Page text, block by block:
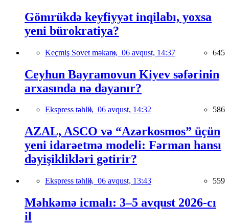
Gömrükdə keyfiyyət inqilabı, yoxsa
yeni bürokratiya?
Keçmiş Sovet məkanı, 06 avqust, 14:37 645
Ceyhun Bayramovun Kiyev səfərinin
arxasında nə dayanır?
Ekspress təhlil, 06 avqust, 14:32 586
AZAL, ASCO və “Azərkosmos” üçün
yeni idarəetmə modeli: Fərman hansı
dəyişiklikləri gətirir?
Ekspress təhlil, 06 avqust, 13:43 559
Məhkəmə icmalı: 3–5 avqust 2026-cı
il